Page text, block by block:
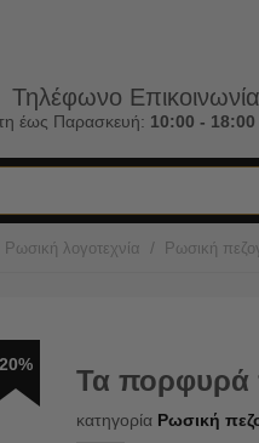
Τηλέφωνο
έως Παρασκευή: 10:00 - 18:00
Ρωσική λογοτεχνία / Ρωσική
20% Τα πορφυρά
κατηγορία Ρωσική